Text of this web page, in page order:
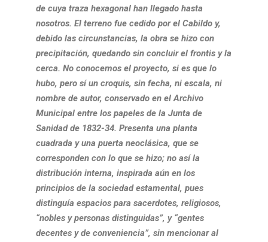
de cuya traza hexagonal han llegado hasta
nosotros. El terreno fue cedido por el Cabildo y,
debido las circunstancias, la obra se hizo con
precipitación, quedando sin concluir el frontis y la
cerca. No conocemos el proyecto, si es que lo
hubo, pero sí un croquis, sin fecha, ni escala, ni
nombre de autor, conservado en el Archivo
Municipal entre los papeles de la Junta de
Sanidad de 1832-34. Presenta una planta
cuadrada y una puerta neoclásica, que se
corresponden con lo que se hizo; no así la
distribución interna, inspirada aún en los
principios de la sociedad estamental, pues
distinguía espacios para sacerdotes, religiosos,
“nobles y personas distinguidas”, y “gentes
decentes y de conveniencia”, sin mencionar al